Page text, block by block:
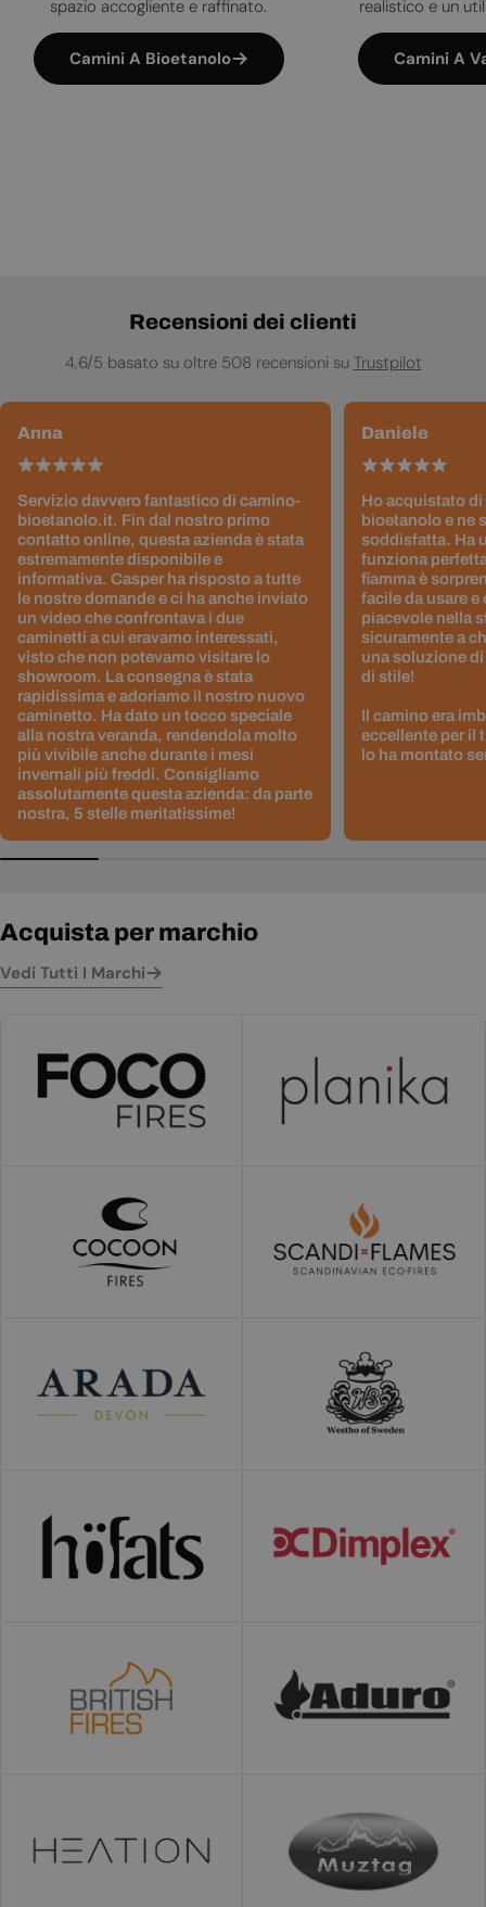
spazio accogliente e raffinato.
Camini A Bioetanolo
realistico e un
Camini A
Recensioni dei clienti
4,6/5 basato su oltre 508 recensioni su Trustpilot
Anna
Servizio davvero fantastico di camino-
bioetanolo.it. Fin dal nostro primo
contatto online, questa azienda è stata
estremamente disponibile e
informativa. Casper ha risposto a tutte
le nostre domande e ci ha anche inviato
un video che confrontava i due
caminetti a cui eravamo interessati,
visto che non potevamo visitare lo
showroom. La consegna è stata
rapidissima e adoriamo il nostro nuovo
caminetto. Ha dato un tocco speciale
alla nostra veranda, rendendola molto
più vivibile anche durante i mesi
invernali più freddi. Consigliamo
assolutamente questa azienda: da parte
nostra, 5 stelle meritatissime!
Daniele
Ho acquistato di
bioetanolo e ne
soddisfatta. Ha
funziona
fiamma è
facile da usare e
piacevole nella
sicuramente a
una soluzione
di stile!
Il camino era
eccellente per il
lo ha montato
Acquista per marchio
Vedi Tutti I Marchi